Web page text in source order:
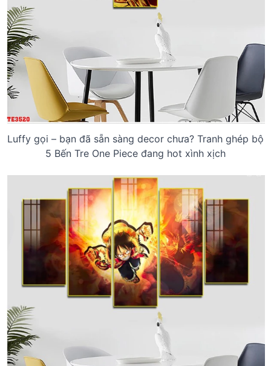
Luffy gọi – bạn đã sẵn sàng decor chưa? Tranh ghép bộ
5 Bến Tre One Piece đang hot xình xịch